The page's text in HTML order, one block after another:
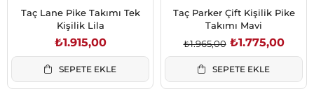
Taç Lane Pike Takımı Tek
Kişilik Lila
₺1.915,00
SEPETE EKLE
Taç Parker Çift Kişilik Pike
Takımı Mavi
₺1.775,00
₺1.965,00
SEPETE EKLE